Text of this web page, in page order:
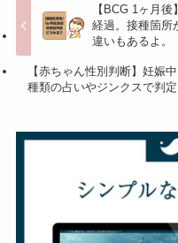
【BCG 1ヶ月
経過。接種箇所
違いもあるよ。
【赤ちゃん性別判断】妊娠
種類の占いやジンクスで判